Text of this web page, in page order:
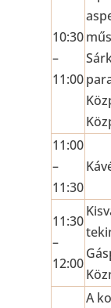
10:30
–
11:00
11:00
–
11:30
11:30
–
12:00
A